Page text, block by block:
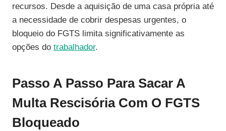
recursos. Desde a aquisição de uma casa própria até
a necessidade de cobrir despesas urgentes, o
bloqueio do FGTS limita significativamente as
opções do trabalhador.
Passo A Passo Para Sacar A
Multa Rescisória Com O FGTS
Bloqueado